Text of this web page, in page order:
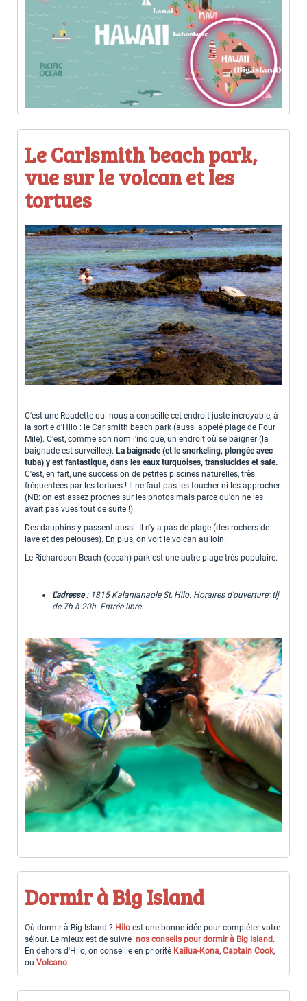
Le Carlsmith beach park,
vue sur le volcan et les
tortues
C'est une Roadette qui nous a conseillé cet endroit juste incroyable, à
la sortie d'Hilo : le Carlsmith beach park (aussi appelé plage de Four
Mile). C'est, comme son nom l'indique, un endroit où se baigner (la
baignade est surveillée). La baignade (et le snorkeling, plongée avec
tuba) y est fantastique, dans les eaux turquoises, translucides et safe.
C'est, en fait, une succession de petites piscines naturelles, très
fréquentées par les tortues ! Il ne faut pas les toucher ni les approcher
(NB: on est assez proches sur les photos mais parce qu'on ne les
avait pas vues tout de suite !).
Des dauphins y passent aussi. Il n'y a pas de plage (des rochers de
lave et des pelouses). En plus, on voit le volcan au loin.
Le Richardson Beach (ocean) park est une autre plage très populaire.
L'adresse : 1815 Kalanianaole St, Hilo. Horaires d'ouverture: tlj
de 7h à 20h. Entrée libre.
Dormir à Big Island
Où dormir à Big Island ? Hilo est une bonne idée pour compléter votre
séjour. Le mieux est de suivre nos conseils pour dormir à Big Island .
En dehors d'Hilo, on conseille en priorité Kailua-Kona, Captain Cook,
ou Volcano